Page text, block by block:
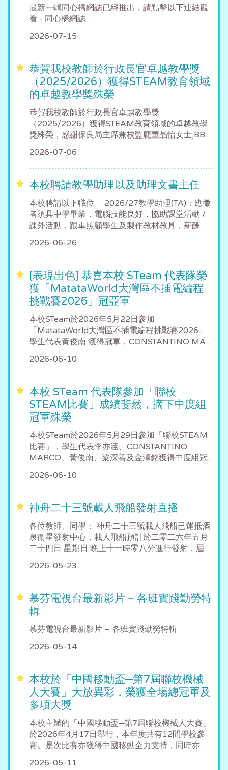
最新一輯同心橋網誌已經推出，請點擊以下連結觀
看 - 同心橋網誌
2026-07-15
恭賀我校教師於行政長官卓越教學獎
（2025/2026）獲得STEAM教育領域
的卓越教學獎殊榮
恭賀我校教師於行政長官卓越教學獎
（2025/2026）獲得STEAM教育領域的卓越教學
獎殊榮，感謝保良局主席兼校監龐董晶怡女士,BB...
2026-07-06
本校聘請教學助理以及助理文書主任
本校聘請以下職位 2026/27教學助理(TA)：應徵
者須具中學畢業，電腦技能良好，協助課堂活動 /
課外活動，跟車照顧學生及製作教材教具，薪酬...
2026-06-26
[表現出色] 恭喜本校 STeam 代表隊榮
獲「MatataWorld大灣區不插電編程
挑戰賽2026」冠亞軍
本校STeam於2026年5月22日參加
「MatataWorld大灣區不插電編程挑戰賽2026」
學生代表黃俊南 獲得冠軍，CONSTANTINO MA...
2026-06-10
本校 STeam 代表隊參加「聯校
STEAM比賽」成績斐然，摘下中度組
冠軍殊榮
本校STeam於2026年5月29日參加「聯校STEAM
比賽」，學生代表李亦涵、CONSTANTINO
MARCO、黃俊南、梁深善及金澤銘獲得中度組冠...
2026-06-10
神舟二十三號載人飛船發射直播
各位教師、同學： 神舟二十三號載人飛船已運抵酒
泉衛星發射中心，載人飛船預計於二零二六年五月
二十四日 星期日 晚上十一時零八分進行發射，屆...
2026-05-23
慕芬電視台最新影片 – 各班實踐勤勞特
輯
慕芬電視台最新影片 – 各班實踐勤勞特輯
2026-05-14
本校於「中國移動盃─第7屆聯校機械
人大賽」大放異彩，榮獲全場總冠軍及
多項大獎
本校主辧的「中國移動盃─第7屆聯校機械人大賽」
於2026年4月17日舉行，本年度共有12間學校參
賽。是次比賽亦獲得中國移動全力支持，同時亦...
2026-05-11